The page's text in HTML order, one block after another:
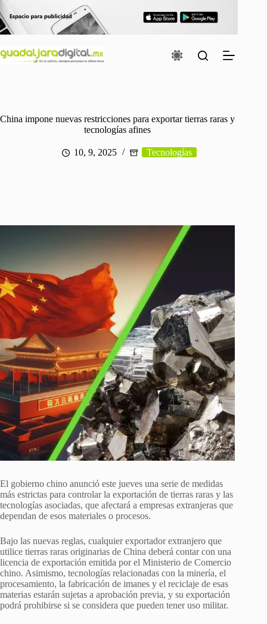
al
contenido
China impone nuevas restricciones para exportar tierras raras y
tecnologías afines
10, 9, 2025 Tecnologías
El gobierno chino anunció este jueves una serie de medidas
más estrictas para controlar la exportación de tierras raras y las
tecnologías asociadas, que afectará a empresas extranjeras que
dependan de esos materiales o procesos.
Bajo las nuevas reglas, cualquier exportador extranjero que
utilice tierras raras originarias de China deberá contar con una
licencia de exportación emitida por el Ministerio de Comercio
chino. Asimismo, tecnologías relacionadas con la minería, el
procesamiento, la fabricación de imanes y el reciclaje de esas
materias estarán sujetas a aprobación previa, y su exportación
podrá prohibirse si se considera que pueden tener uso militar.